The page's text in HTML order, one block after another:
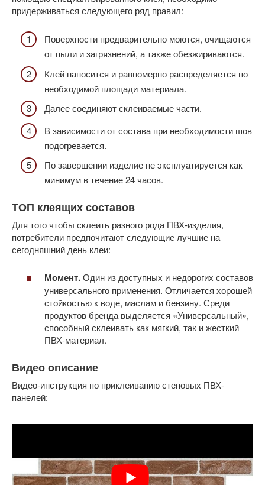
придерживаться следующего ряд правил:
Поверхности предварительно моются, очищаются
от пыли и загрязнений, а также обезжириваются.
Клей наносится и равномерно распределяется по
необходимой площади материала.
Далее соединяют склеиваемые части.
В зависимости от состава при необходимости шов
подогревается.
По завершении изделие не эксплуатируется как
минимум в течение 24 часов.
ТОП клеящих составов
Для того чтобы склеить разного рода ПВХ-изделия,
потребители предпочитают следующие лучшие на
сегодняшний день клеи:
Момент.Один из доступных и недорогих составов
универсального применения. Отличается хорошей
стойкостью к воде, маслам и бензину. Среди
продуктов бренда выделяется «Универсальный»,
способный склеивать как мягкий, так и жесткий
ПВХ-материал.
Видео описание
Видео-инструкция по приклеиванию стеновых ПВХ-
панелей: